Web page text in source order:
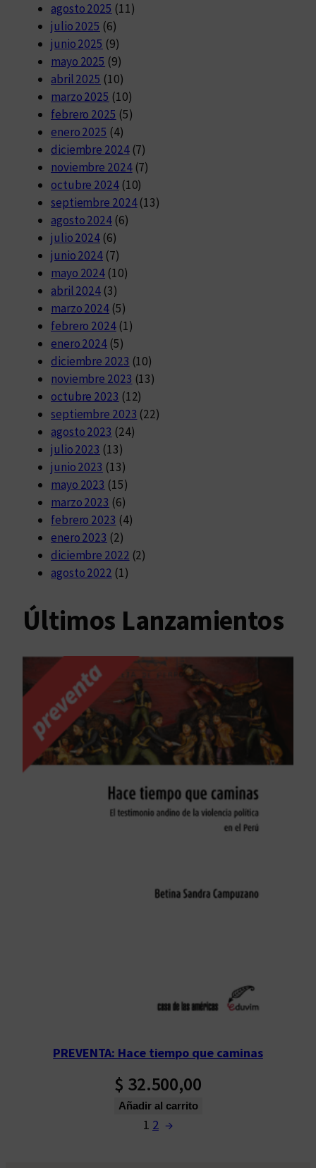
agosto 2025 (11)
julio 2025 (6)
junio 2025 (9)
mayo 2025 (9)
abril 2025 (10)
marzo 2025 (10)
febrero 2025 (5)
enero 2025 (4)
diciembre 2024(7)
noviembre 2024(7)
octubre 2024(10)
septiembre 2024(13)
agosto 2024(6)
julio 2024 (6)
junio 2024 (7)
mayo 2024 (10)
abril 2024 (3)
marzo 2024 (5)
febrero 2024(1)
enero 2024 (5)
diciembre 2023 (10)
noviembre 2023 (13)
octubre 2023 (12)
septiembre 2023 (22)
agosto 2023 (24)
julio 2023 (13)
junio 2023 (13)
mayo 2023 (15)
marzo 2023 (6)
febrero 2023 (4)
enero 2023 (2)
diciembre 2022 (2)
agosto 2022 (1)
Últimos Lanzamientos
PREVENTA: Hace tiempo que caminas
$ 32.500,00
Añadir al carrito
1 2 →